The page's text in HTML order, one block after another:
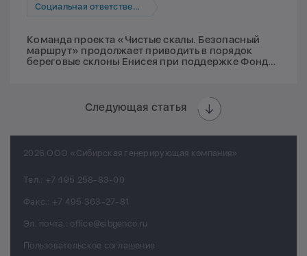
Социальная ответственность
Команда проекта «Чистые скалы. Безопасный
маршрут» продолжает приводить в порядок
береговые склоны Енисея при поддержке Фонда
Следующая статья
2026 ООО «Сибирская генерирующая компания»
Тел.: +7 495 258-83-00
Факс.: +7 495 363-27-81
Эл. почта.: office@sibgenco.ru
Пользовательское соглашение